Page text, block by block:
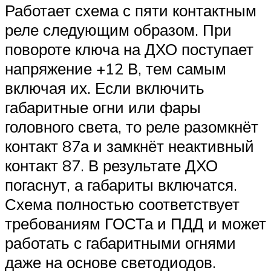
Работает схема с пяти контактным
реле следующим образом. При
повороте ключа на ДХО поступает
напряжение +12 В, тем самым
включая их. Если включить
габаритные огни или фары
головного света, то реле разомкнёт
контакт 87а и замкнёт неактивный
контакт 87. В результате ДХО
погаснут, а габариты включатся.
Схема полностью соответствует
требованиям ГОСТа и ПДД и может
работать с габаритными огнями
даже на основе светодиодов.